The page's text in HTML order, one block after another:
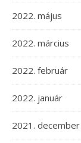
2022. május
2022. március
2022. február
2022. január
2021. december